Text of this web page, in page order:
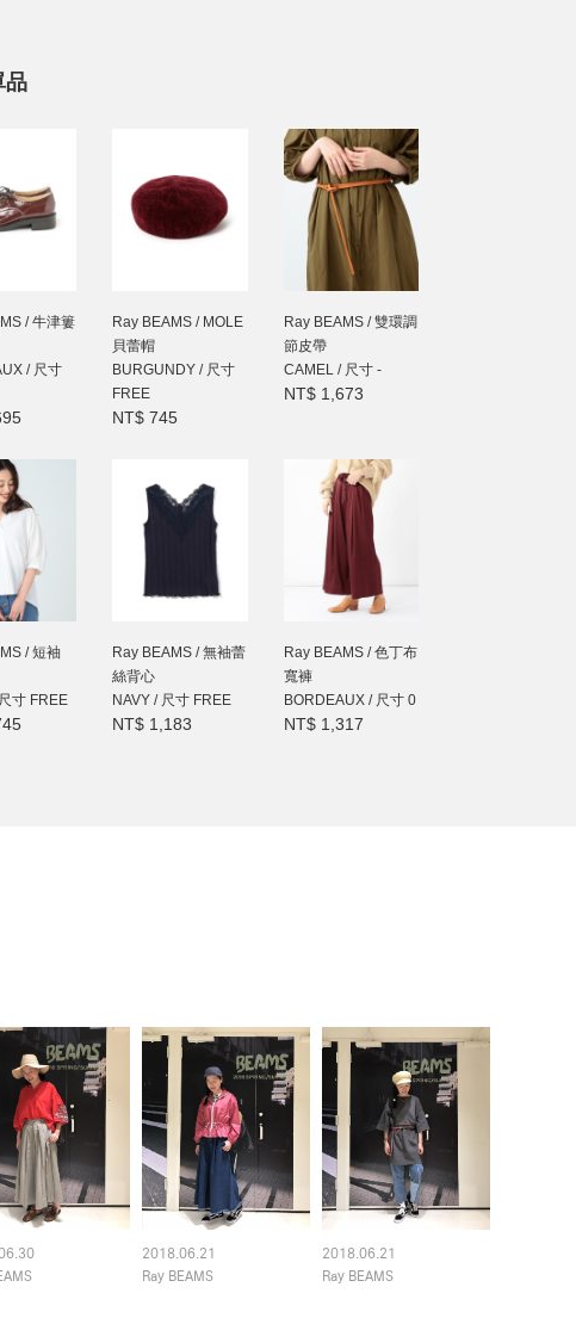
品
/ 牛津簍
/ 尺寸
Ray BEAMS / MOLE
貝蕾帽
BURGUNDY / 尺寸
FREE
NT$ 745
Ray BEAMS / 雙環調
節皮帶
CAMEL / 尺寸 -
NT$ 1,673
/ 短袖
寸 FREE
Ray BEAMS / 無袖蕾
絲背心
NAVY / 尺寸 FREE
NT$ 1,183
Ray BEAMS / 色丁布
寬褲
BORDEAUX / 尺寸 0
NT$ 1,317
2018.06.21
Ray BEAMS
2018.06.21
Ray BEAMS